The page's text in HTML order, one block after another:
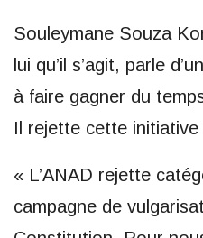
Souleymane Souza
lui qu’il s’agit, parle
à faire gagner du
Il rejette cette initiative
« L’ANAD rejette
campagne de